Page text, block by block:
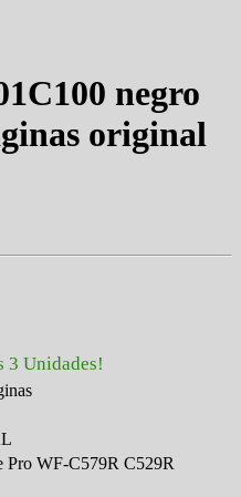
negro
original
3 Unidades!
Pro WF-C579R C529R